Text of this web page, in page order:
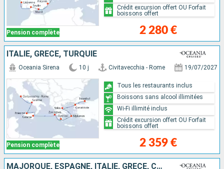
Pension complète 2 280 €
Crédit excursion offert OU Forfait
boissons offert
ITALIE, GRÈCE, TURQUIE
Pension complète
Oceania Sirena 10 j Civitavecchia - Rome 19/07/2027
2 359 €
Tous les restaurants inclus
Boissons sans alcool illimitées
Wi-Fi illimité inclus
Crédit excursion offert OU Forfait
boissons offert
MAJORQUE, ESPAGNE, ITALIE, GRÈCE, CROATIE